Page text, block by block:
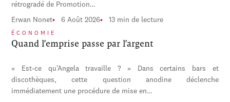
rétrogradé de Promotion…
Erwan Nonet 6 Août 2026 13 min de lecture
ÉCONOMIE
Quand l’emprise passe par l’argent
« Est-ce qu’Angela travaille ? » Dans certains bars et
discothèques, cette question anodine déclenche
immédiatement une procédure de mise en…